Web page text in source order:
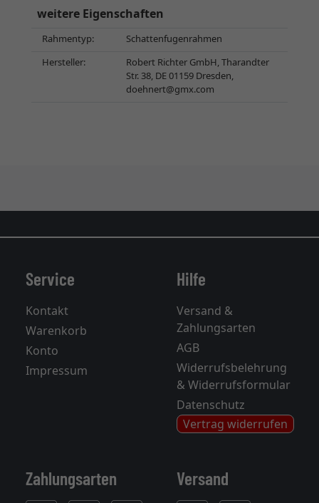
weitere Eigenschaften
Rahmentyp:
Schattenfugenrahmen
Hersteller:
Robert Richter GmbH, Tharandter
Str. 38, DE 01159 Dresden,
doehnert@gmx.com
Service
Kontakt
Warenkorb
Konto
Impressum
Hilfe
Versand &
Zahlungsarten
AGB
Widerrufsbelehrung
& Widerrufsformular
Datenschutz
Vertrag widerrufen
Zahlungsarten Versand